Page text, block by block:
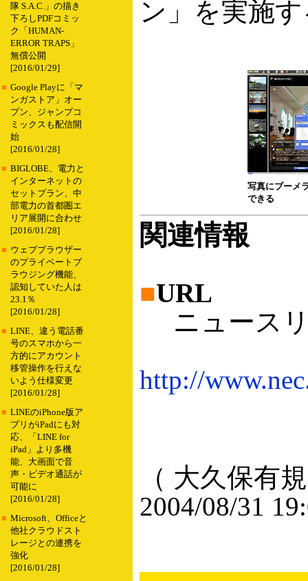
隊 S.A.C.」の描き
下ろしPDFコミッ
ク「HUMAN-
ERROR TRAPS」
無償公開
[2016/01/29]
■ Google Playに「マ
ンガストア」オー
プン、ジャンプコ
ミックスも配信開
始
[2016/01/28]
■ BIGLOBE、電力と
インターネットの
セットプラン、中
部電力の首都圏エ
リア展開に合わせ
[2016/01/28]
■ ウェブブラウザー
のプライベートブ
ラウジング機能、
認知していた人は
23.1％
[2016/01/28]
■ LINE、違う電話番
号のスマホから一
方的にアカウント
移管操作を行えな
いよう仕様変更
[2016/01/28]
■ LINEのiPhone版ア
プリがiPadにも対
応、「LINE for
iPad」より多機
能、大画面で音
声・ビデオ通話が
可能に
[2016/01/28]
■ Microsoft、Officeと
他社クラウドスト
レージとの連携を
強化
[2016/01/28]
ン」を実施
写真にブーメ
できる
関連情報
■URL
ニュース
http://
（ 大久保有
2004/08/31